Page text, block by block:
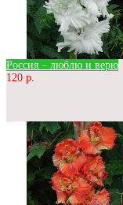
Россия – люблю и верю
120 р.